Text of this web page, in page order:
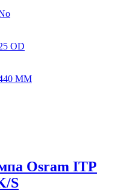
OD
MM
Osram ITP
S